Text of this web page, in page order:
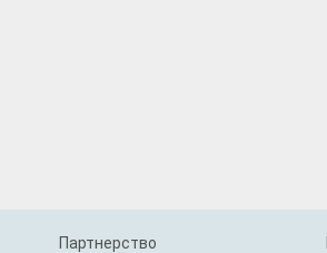
Партнерство